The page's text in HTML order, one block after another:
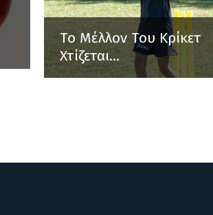
Το Μέλλον Του Κρίκετ
Χτίζεται...